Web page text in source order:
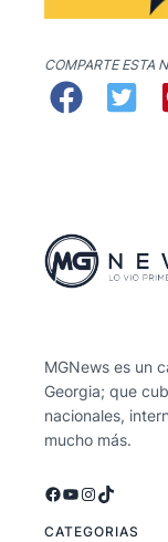
COMPARTE ESTA
MGNews es un
Georgia; que
nacionales,
mucho más.
Facebook
YouTube
Instagram
TikTok
CATEGORIAS